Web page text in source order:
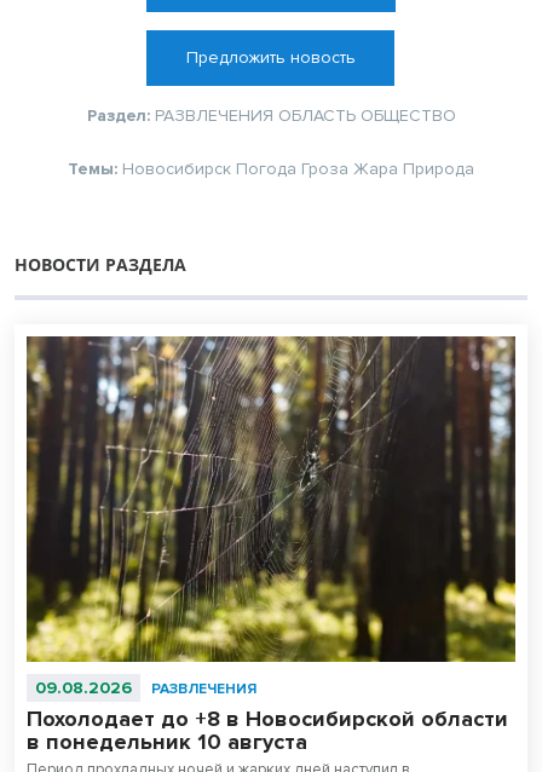
Предложить новость
Раздел: РАЗВЛЕЧЕНИЯ ОБЛАСТЬ ОБЩЕСТВО
Темы: Новосибирск Погода Гроза Жара Природа
НОВОСТИ РАЗДЕЛА
09.08.2026 РАЗВЛЕЧЕНИЯ
Похолодает до +8 в Новосибирской области
в понедельник 10 августа